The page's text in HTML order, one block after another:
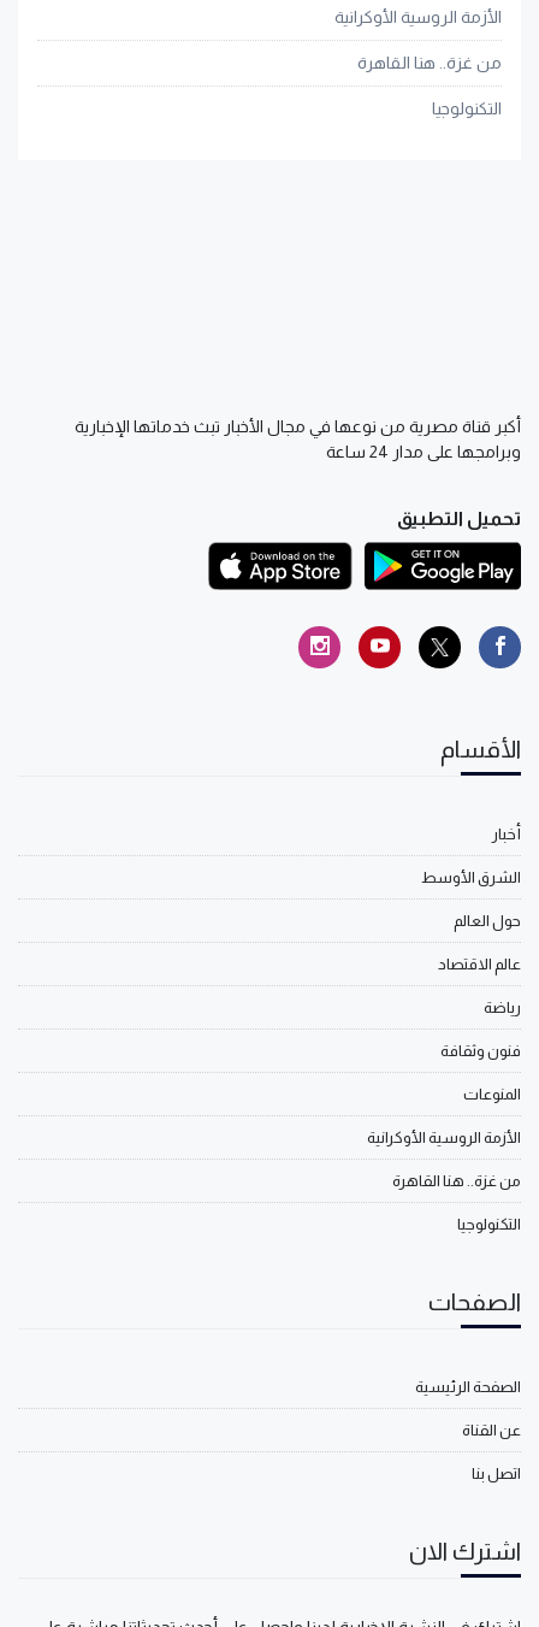
الأزمة الروسية الأوكرانية
من غزة.. هنا القاهرة
التكنولوجيا
أكبر قناة مصرية من نوعها في مجال الأخبار تبث خدماتها الإخبارية
وبرامجها على مدار 24 ساعة
تحميل التطبيق
الأقسام
أخبار
الشرق الأوسط
حول العالم
عالم الاقتصاد
رياضة
فنون وثقافة
المنوعات
الأزمة الروسية الأوكرانية
من غزة.. هنا القاهرة
التكنولوجيا
الصفحات
الصفحة الرئيسية
عن القناة
اتصل بنا
اشترك الان